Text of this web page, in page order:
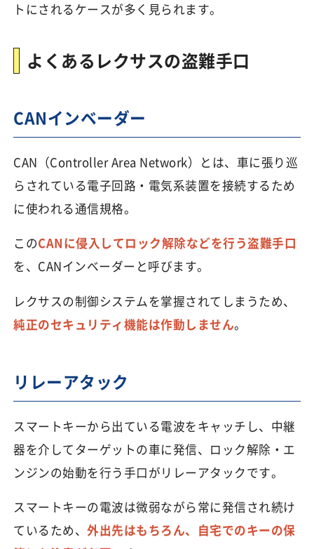
トにされるケースが多く見られます。
よくあるレクサスの盗難手口
CANインベーダー
CAN（Controller Area Network）とは、車に張り巡
らされている電子回路・電気系装置を接続するため
に使われる通信規格。
このCANに侵入してロック解除などを行う盗難手口
を、CANインベーダーと呼びます。
レクサスの制御システムを掌握されてしまうため、
純正のセキュリティ機能は作動しません。
リレーアタック
スマートキーから出ている電波をキャッチし、中継
器を介してターゲットの車に発信、ロック解除・エ
ンジンの始動を行う手口がリレーアタックです。
スマートキーの電波は微弱ながら常に発信され続け
ているため、外出先はもちろん、自宅でのキーの保